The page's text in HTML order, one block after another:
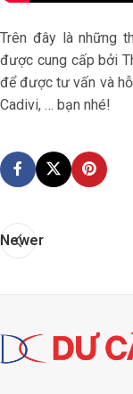
Trên đây là những
được cung cấp bởi
để được tư vấn và
Cadivi, … bạn nhé!
Newer